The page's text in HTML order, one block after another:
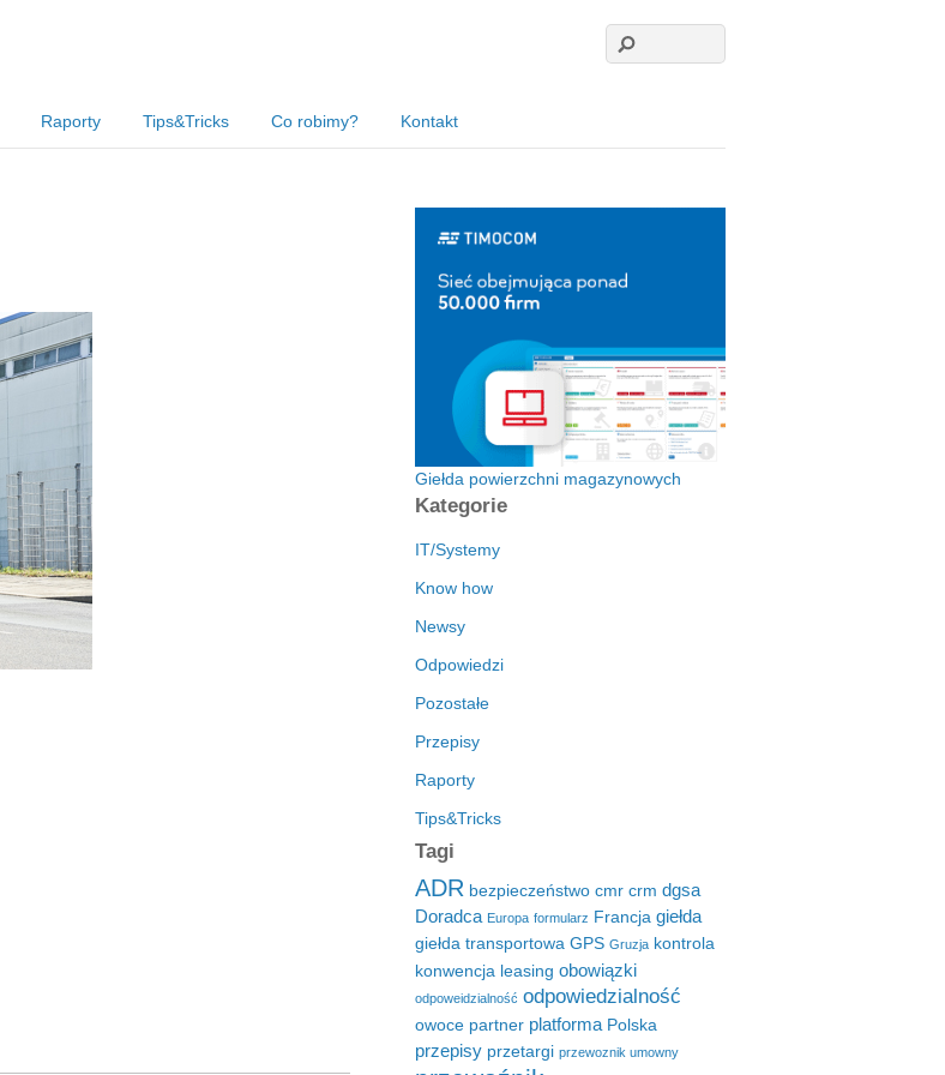
Raporty Tips&Tricks Co robimy? Kontakt
Giełda powierzchni magazynowych
Kategorie
IT/Systemy
Know how
Newsy
Odpowiedzi
Pozostałe
Przepisy
Raporty
Tips&Tricks
Tagi
ADR bezpieczeństwo cmr crm dgsa
Doradca Europa formularz Francja giełda
giełda transportowa GPS Gruzja kontrola
konwencja leasing obowiązki
odpoweidzialność odpowiedzialność
owoce partner platforma Polska
przepisy przetargi przewoznik umowny